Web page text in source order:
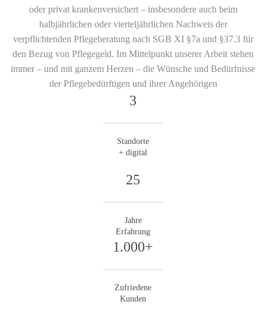
oder privat krankenversichert – insbesondere auch beim
halbjährlichen oder vierteljährlichen Nachweis der
verpflichtenden Pflegeberatung nach SGB XI §7a und §37.3 für
den Bezug von Pflegegeld. Im Mittelpunkt unserer Arbeit stehen
immer – und mit ganzem Herzen – die Wünsche und Bedürfnisse
der Pflegebedürftigen und ihrer Angehörigen
3
Standorte
+ digital
25
Jahre
Erfahrung
1.000+
Zufriedene
Kunden